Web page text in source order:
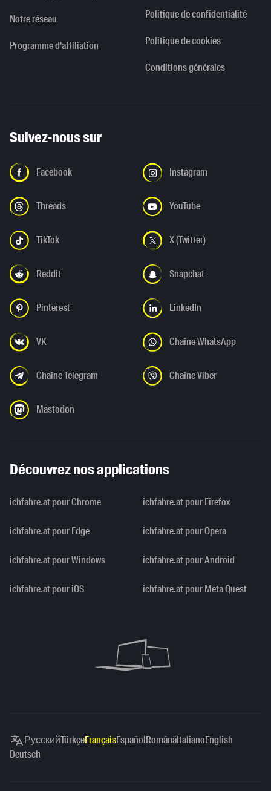
Notre réseau
Programme d'affiliation
Politique de confidentialité
Politique de cookies
Conditions générales
Suivez-nous sur
Facebook Instagram
Threads YouTube
TikTok X (Twitter)
Reddit Snapchat
Pinterest LinkedIn
VK Chaîne WhatsApp
Chaîne Telegram Chaîne Viber
Mastodon
Découvrez nos applications
ichfahre.at pour Chrome ichfahre.at pour Firefox
ichfahre.at pour Edge ichfahre.at pour Opera
ichfahre.at pour Windows ichfahre.at pour Android
ichfahre.at pour iOS ichfahre.at pour Meta Quest
РусскийTürkçeFrançaisEspañolRomânăItalianoEnglish
Deutsch